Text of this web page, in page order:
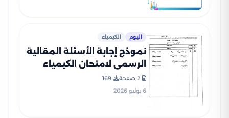
اليوم الكيمياء
نموذج إجابة الأسئلة المقالية
الرسمي لامتحان الكيمياء
الأول PDF
2 صفحة
169
6 يوليو 2026